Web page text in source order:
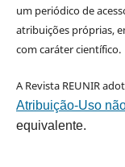
um periódico de
atribuições próprias,
com caráter científico.
A Revista REUNIR
Atribuição-Uso
equivalente.